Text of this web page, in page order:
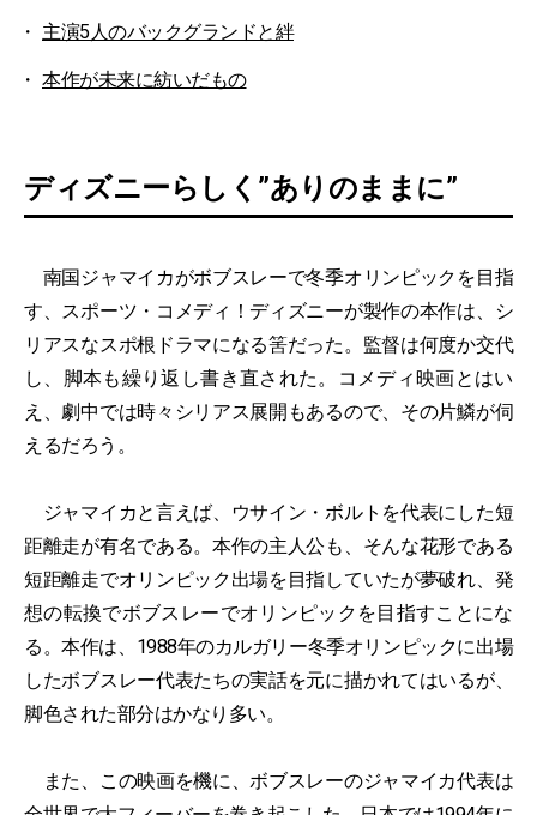
主演5人のバックグランドと絆
本作が未来に紡いだもの
ディズニーらしく”ありのままに”
南国ジャマイカがボブスレーで冬季オリンピックを目指
す、スポーツ・コメディ！ディズニーが製作の本作は、シ
リアスなスポ根ドラマになる筈だった。監督は何度か交代
し、脚本も繰り返し書き直された。コメディ映画とはい
え、劇中では時々シリアス展開もあるので、その片鱗が伺
えるだろう。
ジャマイカと言えば、ウサイン・ボルトを代表にした短
距離走が有名である。本作の主人公も、そんな花形である
短距離走でオリンピック出場を目指していたが夢破れ、発
想の転換でボブスレーでオリンピックを目指すことにな
る。本作は、1988年のカルガリー冬季オリンピックに出場
したボブスレー代表たちの実話を元に描かれてはいるが、
脚色された部分はかなり多い。
また、この映画を機に、ボブスレーのジャマイカ代表は